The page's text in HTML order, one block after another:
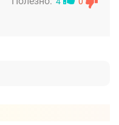
быстра прошла. На